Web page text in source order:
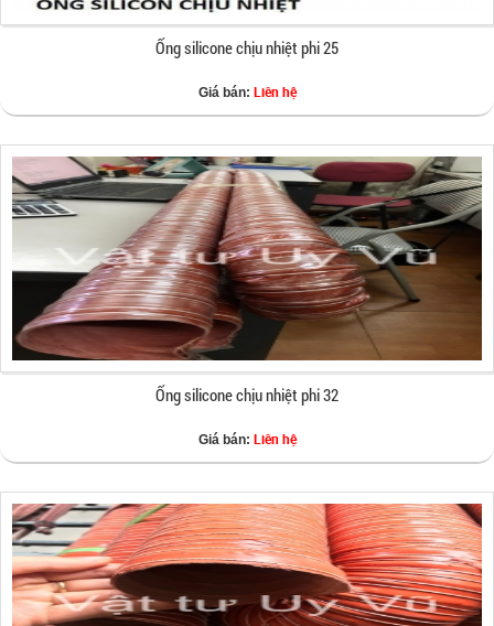
Ống silicone chịu nhiệt phi 25
Giá bán: Liên hệ
Ống silicone chịu nhiệt phi 32
Giá bán: Liên hệ